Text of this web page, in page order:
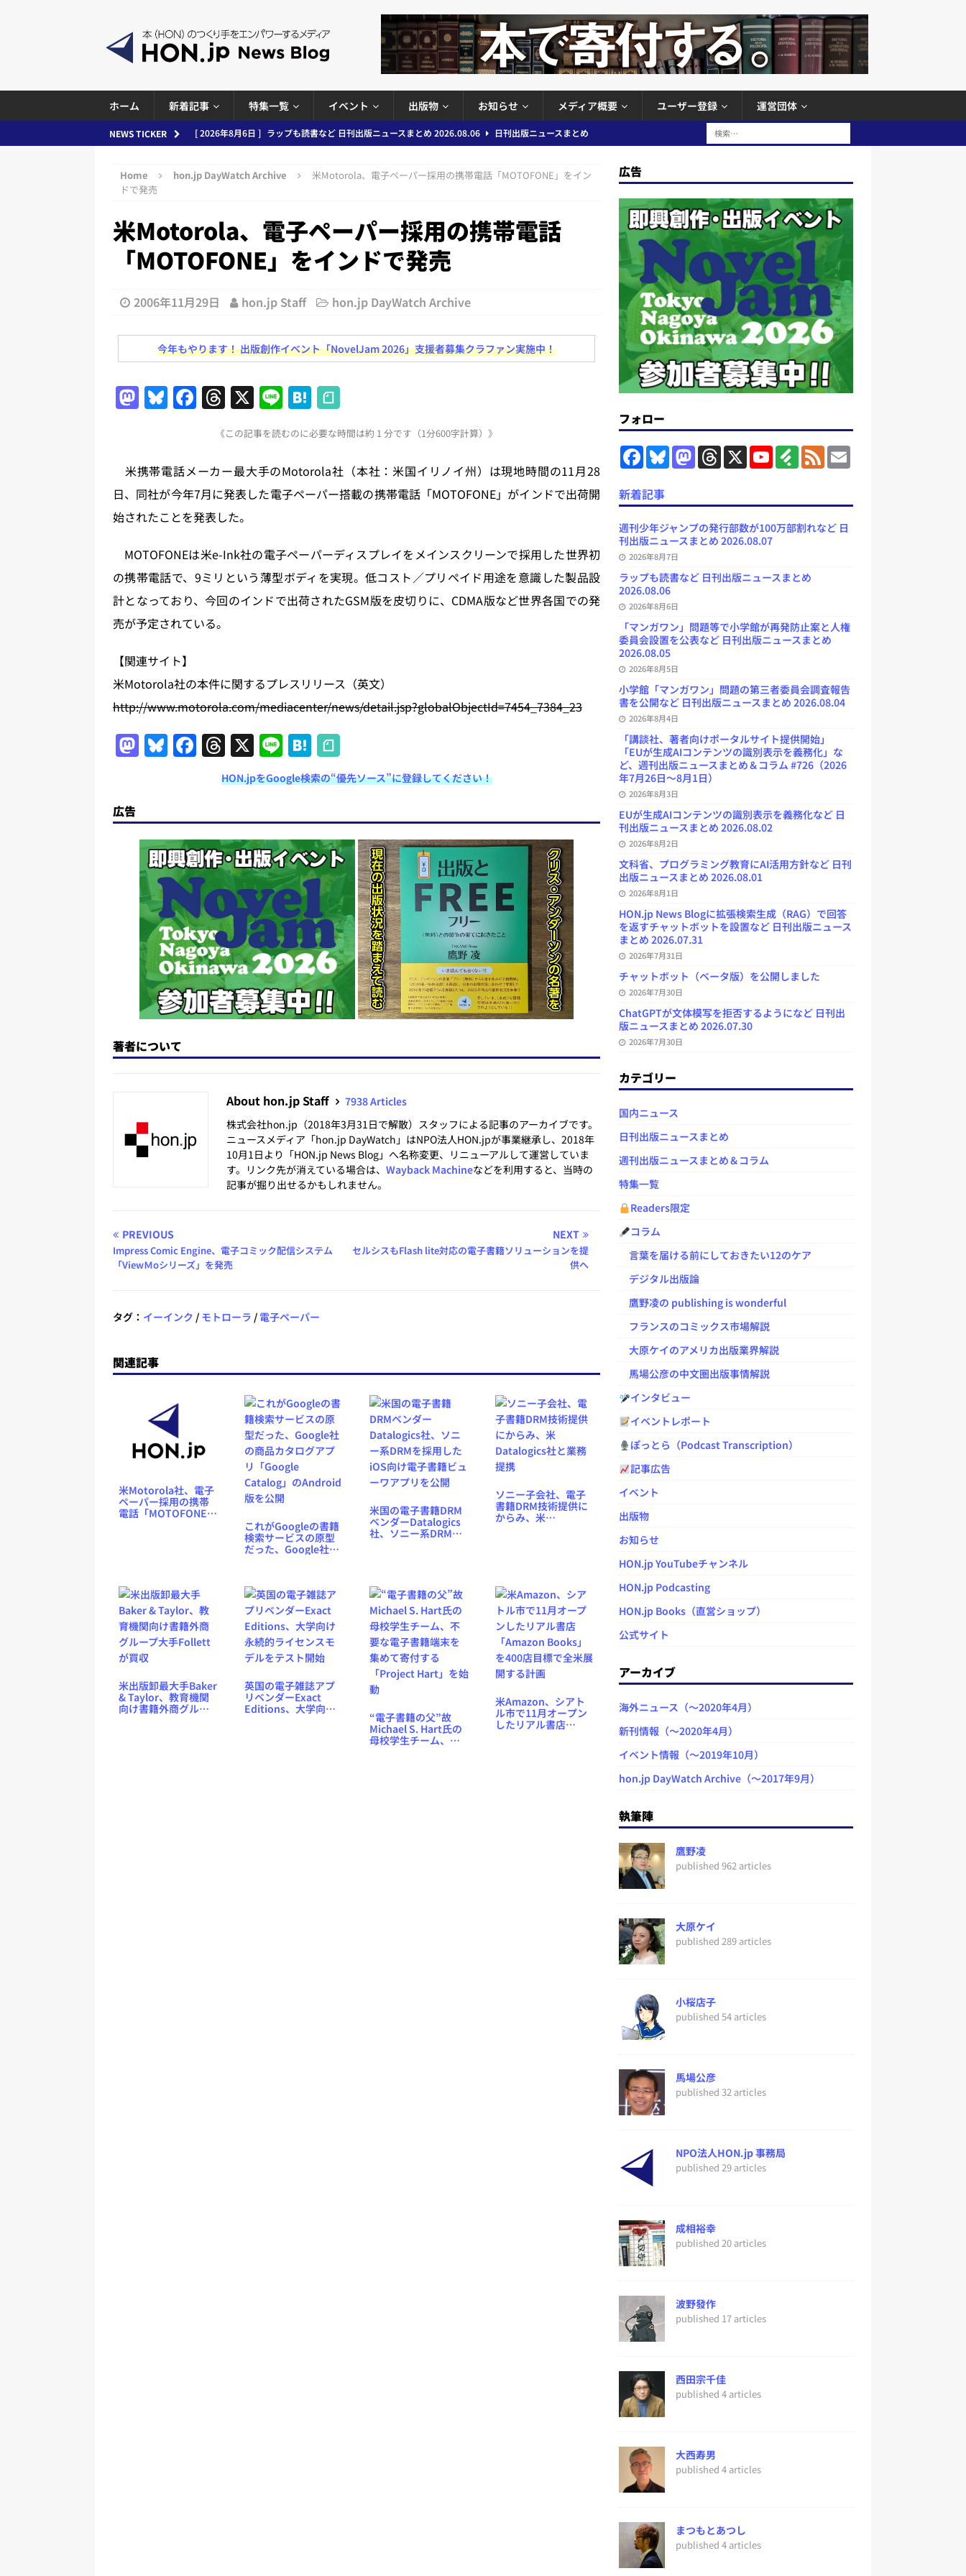
ホーム 新着記事 特集一覧 イベント 出版物 お知らせ メディア概要 ユーザー登録 運営団体
NEWS TICKER [ 2026年8月5日 ] 「マンガワン」問題等で小学館が再発防止案と人権委員会設置を公表など 日刊出版ニュ
[ 2026年8月4日 ] 小学館「マンガワン」問題の第三者委員会調査報告書を公開など 日刊出版ニュースまと
[ 2026年8月3日 ]
「講談社、著者向けポータルサイト提供開始」「EUが生成AIコンテンツの識別表示を義
務化」など、週刊出版ニュースまとめ＆コラム #726（2026年7月26日～8月1日）
[ 2026年8月2日 ] EUが生成AIコンテンツの識別表示を義務化など 日刊出版ニュースまとめ 2026.08.02
[ 2026年8月1日 ] 文科省、プログラミング教育にAI活用方針など 日刊出版ニュースまとめ 2026.08.01
[ 2026年7月31日 ] HON.jp News Blogに拡張検索生成（RAG）で回答を返すチャットボットを設置など
[ 2026年7月30日 ] ChatGPTが文体模写を拒否するようになど 日刊出版ニュースまとめ 2026.07.30
日
刊出版ニュースまとめ
[ 2026年8月7日 ]
日刊出版ニュースまとめ
[ 2026年8月6日 ] ラップも読書など 日刊出版ニュースまとめ 2026.08.06 日刊出版ニュースまとめ
Home hon.jp DayWatch Archive
米Motorola、電子ペーパー採用の携帯電話「MOTOFONE」をイン
ドで発売
米Motorola、電子ペーパー採用の携帯電話
「MOTOFONE」をインドで発売
2006年11月29日 hon.jp Staff hon.jp DayWatch Archive
今年もやります！ 出版創作イベント「NovelJam 2026」支援者募集クラファン実施中！
M
o
d
o
Bl
s
k
y
F
e
b
o
k
T
re
a
d
s
X Li
n
e
H
at
e
n
a
《この記事を読むのに必要な時間は約 1 分です（1分600字計算）》
米携帯電話メーカー最大手のMotorola社（本社：米国イリノイ州）は現地時間の11月28
日、同社が今年7月に発表した電子ペーパー搭載の携帯電話「MOTOFONE」がインドで出荷開
始されたことを発表した。
MOTOFONEは米e-Ink社の電子ペーパーディスプレイをメインスクリーンで採用した世界初
の携帯電話で、9ミリという薄型ボディを実現。低コスト／プリペイド用途を意識した製品設
計となっており、今回のインドで出荷されたGSM版を皮切りに、CDMA版など世界各国での発
売が予定されている。
【関連サイト】
米Motorola社の本件に関するプレスリリース（英文）
http://www.motorola.com/mediacenter/news/detail.jsp?globalObjectId=7454_7384_23
M
a
o
d
o
n
Bl
u
s
k
y
F
a
e
b
o
o
k
T
h
re
a
d
s
X Li
n
e
H
at
e
n
a
HON.jpをGoogle検索の“優先ソース”に登録してください！
広告
著者について
About hon.jp Staff
7938 Articles
株式会社hon.jp（2018年3月31日で解散）スタッフによる記事のアーカイブです。
ニュースメディア「hon.jp DayWatch」はNPO法人HON.jpが事業継承し、2018年
10月1日より「HON.jp News Blog」へ名称変更、リニューアルして運営していま
す。リンク先が消えている場合は、 Wayback Machineなどを利用すると、当時の
記事が掘り出せるかもしれません。
PREVIOUS
Impress Comic Engine、電子コミック配信システム
「ViewＭoシリーズ」を発売
NEXT
セルシスもFlash lite対応の電子書籍ソリューションを提
供へ
タグ： イーインク / モトローラ / 電子ペーパー
関連記事
米Motorola社、電子
ペーパー採用の携帯
電話「MOTOFONE」
これがGoogleの書籍
検索サービスの原型
だった、Google社の
のAndroid版を公開
米国の電子書籍DRM
ベンダーDatalogics
社、ソニー系DRMを
ソニー子会社、電子
書籍DRM技術提供に
からみ、米
米出版卸最大手Baker
& Taylor、教育機関
向け書籍外商グルー
英国の電子雑誌アプ
リベンダーExact
Editions、大学向け
“電子書籍の父”故
Michael S. Hart氏の
母校学生チーム、不
米Amazon、シアト
ル市で11月オープン
したリアル書店
広告
フォロー
F
a
e
b
o
o
k
B
l
k
M
a
d
o
n
T
h
d
s
X
Y
o
b
e
C
n
F
e
y
F
e
E
m
新着記事
週刊少年ジャンプの発行部数が100万部割れなど 日
刊出版ニュースまとめ 2026.08.07
2026年8月7日
ラップも読書など 日刊出版ニュースまとめ
2026.08.06
2026年8月6日
「マンガワン」問題等で小学館が再発防止案と人権
委員会設置を公表など 日刊出版ニュースまとめ
2026.08.05
2026年8月5日
小学館「マンガワン」問題の第三者委員会調査報告
書を公開など 日刊出版ニュースまとめ 2026.08.04
2026年8月4日
「講談社、著者向けポータルサイト提供開始」
「EUが生成AIコンテンツの識別表示を義務化」な
ど、週刊出版ニュースまとめ＆コラム #726（2026
年7月26日～8月1日）
2026年8月3日
EUが生成AIコンテンツの識別表示を義務化など 日
刊出版ニュースまとめ 2026.08.02
2026年8月2日
文科省、プログラミング教育にAI活用方針など 日刊
出版ニュースまとめ 2026.08.01
2026年8月1日
HON.jp News Blogに拡張検索生成（RAG）で回答
を返すチャットボットを設置など 日刊出版ニュース
まとめ 2026.07.31
2026年7月31日
チャットボット（ベータ版）を公開しました
2026年7月30日
ChatGPTが文体模写を拒否するようになど 日刊出
版ニュースまとめ 2026.07.30
2026年7月30日
カテゴリー
国内ニュース
日刊出版ニュースまとめ
週刊出版ニュースまとめ＆コラム
特集一覧
Readers限定
コラム
言葉を届ける前にしておきたい12のケア
デジタル出版論
鷹野凌の publishing is wonderful
フランスのコミックス市場解説
大原ケイのアメリカ出版業界解説
馬場公彦の中文圏出版事情解説
インタビュー
イベントレポート
ぽっとら（Podcast Transcription）
記事広告
イベント
出版物
お知らせ
HON.jp YouTubeチャンネル
HON.jp Podcasting
HON.jp Books（直営ショップ）
公式サイト
アーカイブ
海外ニュース（～2020年4月）
新刊情報（～2020年4月）
イベント情報（～2019年10月）
hon.jp DayWatch Archive（～2017年9月）
執筆陣
鷹野凌
published 962 articles
大原ケイ
published 289 articles
小桜店子
published 54 articles
馬場公彦
published 32 articles
NPO法人HON.jp 事務局
published 29 articles
成相裕幸
published 20 articles
波野發作
published 17 articles
西田宗千佳
published 4 articles
大西寿男
published 4 articles
まつもとあつし
published 4 articles